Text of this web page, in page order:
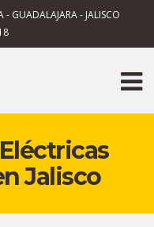
GUADALAJARA - JALISCO
Jalisco